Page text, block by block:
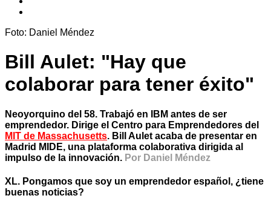
Foto: Daniel Méndez
Bill Aulet: "Hay que
colaborar para tener éxito"
Neoyorquino del 58. Trabajó en IBM antes de ser
emprendedor. Dirige el Centro para Emprendedores del
MIT de Massachusetts. Bill Aulet acaba de presentar en
Madrid MIDE, una plataforma colaborativa dirigida al
impulso de la innovación. Por Daniel Méndez
XL. Pongamos que soy un emprendedor español, ¿tiene
buenas noticias?